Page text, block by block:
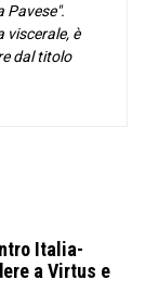
Pavese".
è
dal titolo
Italia-
a Virtus e